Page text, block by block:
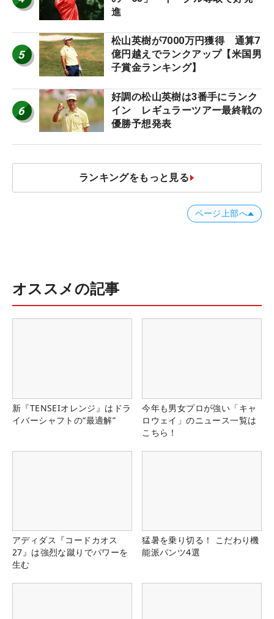
進
5
松山英樹が7000万円獲得 通算7
億円越えでランクアップ【米国男
子賞金ランキング】
6
好調の松山英樹は3番手にランク
イン レギュラーツアー最終戦の
優勝予想発表
ランキングをもっと見る
ページ上部へ
オススメの記事
新『TENSEIオレンジ』はドラ
イバーシャフトの“最適解”
今年も男女プロが強い「キャ
ロウェイ」のニュース一覧は
こちら！
アディダス『コードカオス
27』は強烈な蹴りでパワーを
生む
猛暑を乗り切る！ こだわり機
能派パンツ4選